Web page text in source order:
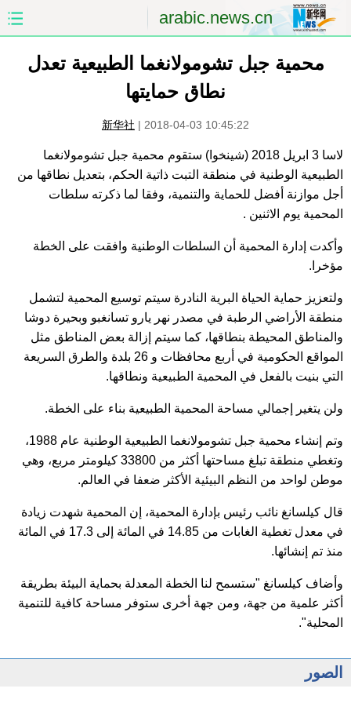
arabic.news.cn
الصين الصفحة الأولى
العلوم والصحة الثقافة والتعليم
السياحة والبيئة
مؤتمر صحفى للخارجية
محمية جبل تشومولانغما الطبيعية تعدل
نطاق حمايتها
新华社 | 2018-04-03 10:45:22
لاسا 3 ابريل 2018 (شينخوا) ستقوم محمية جبل تشومولانغما
الطبيعية الوطنية في منطقة التبت ذاتية الحكم، بتعديل نطاقها من
أجل موازنة أفضل للحماية والتنمية، وفقا لما ذكرته سلطات
المحمية يوم الاثنين .
وأكدت إدارة المحمية أن السلطات الوطنية وافقت على الخطة
مؤخرا.
ولتعزيز حماية الحياة البرية النادرة سيتم توسيع المحمية لتشمل
منطقة الأراضي الرطبة في مصدر نهر يارو تسانغبو وبحيرة دوشا
والمناطق المحيطة بنطاقها، كما سيتم إزالة بعض المناطق مثل
المواقع الحكومية في أربع محافظات و 26 بلدة والطرق السريعة
التي بنيت بالفعل في المحمية الطبيعية ونطاقها.
ولن يتغير إجمالي مساحة المحمية الطبيعية بناء على الخطة.
وتم إنشاء محمية جبل تشومولانغما الطبيعية الوطنية عام 1988،
وتغطي منطقة تبلغ مساحتها أكثر من 33800 كيلومتر مربع، وهي
موطن لواحد من النظم البيئية الأكثر ضعفا في العالم.
قال كيلسانغ نائب رئيس بإدارة المحمية، إن المحمية شهدت زيادة
في معدل تغطية الغابات من 14.85 في المائة إلى 17.3 في المائة
منذ تم إنشائها.
وأضاف كيلسانغ "ستسمح لنا الخطة المعدلة بحماية البيئة بطريقة
أكثر علمية من جهة، ومن جهة أخرى ستوفر مساحة كافية للتنمية
المحلية".
الصور